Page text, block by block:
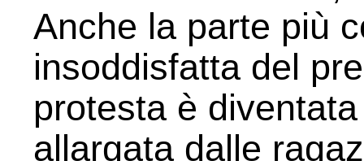
Anche la parte più
insoddisfatta del
protesta è
allargata dalle